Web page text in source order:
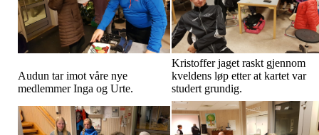
Audun tar imot våre nye
medlemmer Inga og Urte.
Kristoffer jaget raskt gjennom
kveldens løp etter at kartet var
studert grundig.